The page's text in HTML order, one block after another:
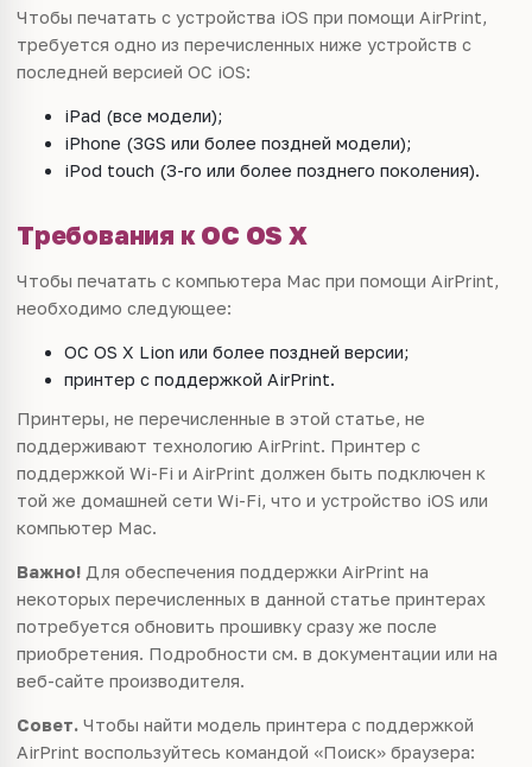
Чтобы печатать с устройства iOS при помощи AirPrint,
требуется одно из перечисленных ниже устройств с
последней версией ОС iOS:
iPad (все модели);
iPhone (3GS или более поздней модели);
iPod touch (3-го или более позднего поколения).
Требования к ОС OS X
Чтобы печатать с компьютера Mac при помощи AirPrint,
необходимо следующее:
ОС OS X Lion или более поздней версии;
принтер с поддержкой AirPrint.
Принтеры, не перечисленные в этой статье, не
поддерживают технологию AirPrint. Принтер с
поддержкой Wi-Fi и AirPrint должен быть подключен к
той же домашней сети Wi-Fi, что и устройство iOS или
компьютер Mac.
Важно! Для обеспечения поддержки AirPrint на
некоторых перечисленных в данной статье принтерах
потребуется обновить прошивку сразу же после
приобретения. Подробности см. в документации или на
веб-сайте производителя.
Совет. Чтобы найти модель принтера с поддержкой
AirPrint воспользуйтесь командой «Поиск» браузера: